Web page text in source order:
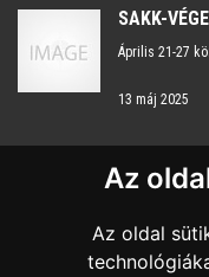
Az
Az oldal
SAKK-
Április 21-27
13 máj 2025
KAPCSOLAT
Nyitvatartás: